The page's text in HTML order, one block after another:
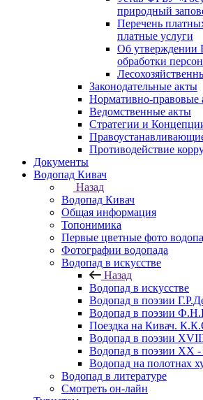
природный
Перечень
платные услуги
Об утверждении
обработки
Законодательные акты
Нормативно-правовые
Ведомственные акты
Стратегии и
Противодействие
Документы
Водопад Кивач
Назад
Водопад Кивач
Общая информация
Топонимика
Первые цветные фото
Фотографии водопада
Водопад в искусстве
Назад
Водопад в искусстве
Водопад в поэзии
Водопад в поэзии
Поездка на Кивач.
Водопад в поэзии
Водопад в поэзии XX
Водопад на полотнах
Водопад в литературе
Смотреть он-лайн